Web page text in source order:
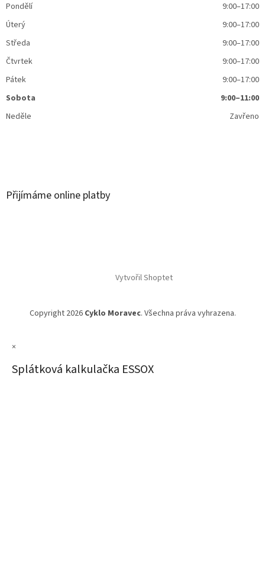
Pondělí
9:00–17:00
Úterý
9:00–17:00
Středa
9:00–17:00
Čtvrtek
9:00–17:00
Pátek
9:00–17:00
Sobota
9:00–11:00
Neděle
Zavřeno
Přijímáme online platby
Vytvořil Shoptet
Copyright 2026 Cyklo Moravec. Všechna práva vyhrazena.
×
Splátková kalkulačka ESSOX